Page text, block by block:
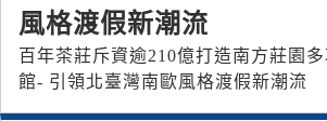
風格渡假新潮流
百年茶莊斥資逾210億打造南方莊園
館- 引領北臺灣南歐風格渡假新潮流